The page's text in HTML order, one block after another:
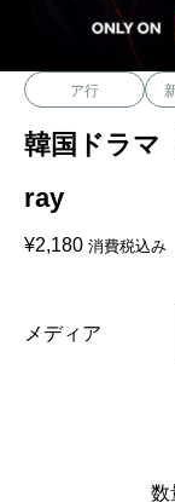
ア行
韓国ドラマ
ray
¥2,180 消費税込み
メディア
数